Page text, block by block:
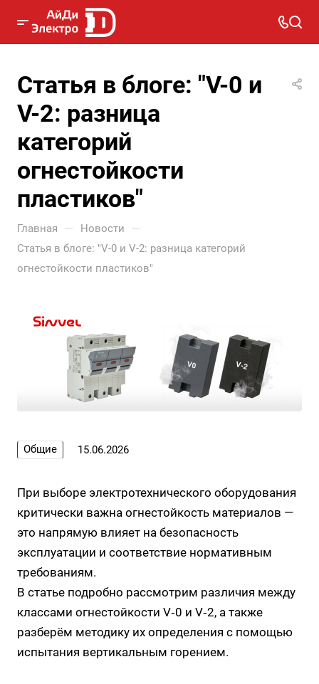
Статья в блоге: "V-0 и
V-2: разница
категорий
огнестойкости
пластиков"
Главная — Новости —
Статья в блоге: "V-0 и V-2: разница категорий
огнестойкости пластиков"
Общие 15.06.2026
При выборе электротехнического оборудования
критически важна огнестойкость материалов —
это напрямую влияет на безопасность
эксплуатации и соответствие нормативным
требованиям.
В статье подробно рассмотрим различия между
классами огнестойкости V‑0 и V‑2, а также
разберём методику их определения с помощью
испытания вертикальным горением.